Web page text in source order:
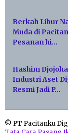
Berkah Libur
Muda di
Pesanan hi…
Hashim
Industri Aset
Resmi Jadi P…
© PT Pacitanku